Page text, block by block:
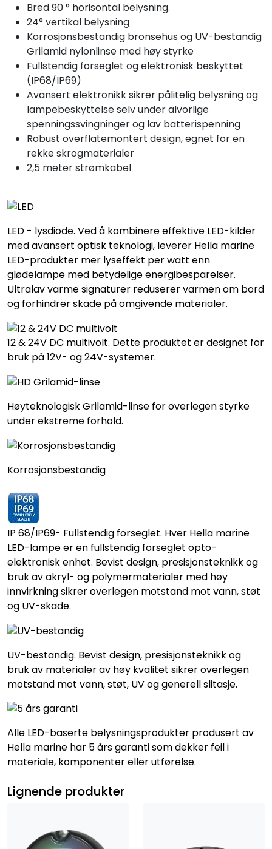
Bred 90 ° horisontal belysning.
24° vertikal belysning
Korrosjonsbestandig bronsehus og UV-bestandig
Grilamid nylonlinse med høy styrke
Fullstendig forseglet og elektronisk beskyttet
(IP68/IP69)
Avansert elektronikk sikrer pålitelig belysning og
lampebeskyttelse selv under alvorlige
spenningssvingninger og lav batterispenning
Robust overflatemontert design, egnet for en
rekke skrogmaterialer
2,5 meter strømkabel
LED - lysdiode. Ved å kombinere effektive LED-kilder
med avansert optisk teknologi, leverer Hella marine
LED-produkter mer lyseffekt per watt enn
glødelampe med betydelige energibesparelser.
Ultralav varme signaturer reduserer varmen om bord
og forhindrer skade på omgivende materialer.
12 & 24V DC multivolt. Dette produktet er designet for
bruk på 12V- og 24V-systemer.
Høyteknologisk Grilamid-linse for overlegen styrke
under ekstreme forhold.
Korrosjonsbestandig
IP 68/IP69- Fullstendig forseglet. Hver Hella marine
LED-lampe er en fullstendig forseglet opto-
elektronisk enhet. Bevist design, presisjonsteknikk og
bruk av akryl- og polymermaterialer med høy
innvirkning sikrer overlegen motstand mot vann, støt
og UV-skade.
UV-bestandig. Bevist design, presisjonsteknikk og
bruk av materialer av høy kvalitet sikrer overlegen
motstand mot vann, støt, UV og generell slitasje.
Alle LED-baserte belysningsprodukter produsert av
Hella marine har 5 års garanti som dekker feil i
materiale, komponenter eller utførelse.
Lignende produkter